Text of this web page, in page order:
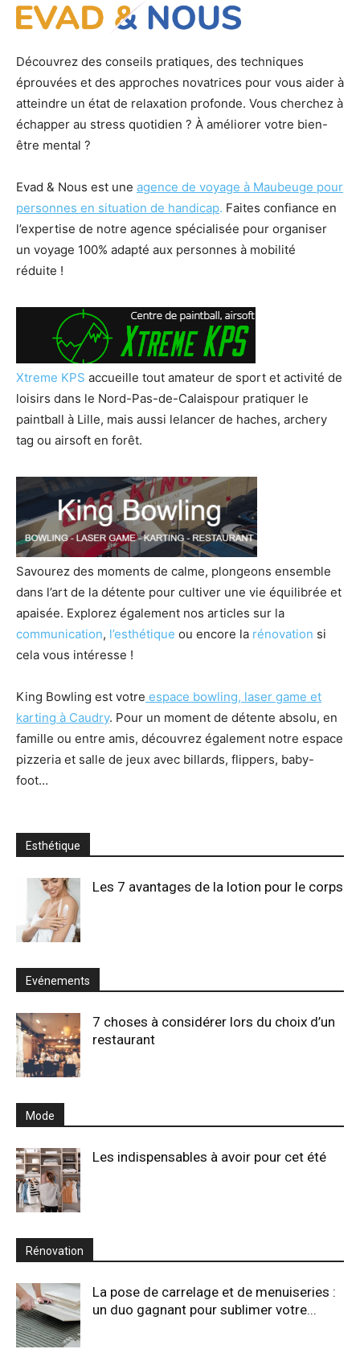
Découvrez des conseils pratiques, des techniques
éprouvées et des approches novatrices pour vous aider à
atteindre un état de relaxation profonde. Vous cherchez à
échapper au stress quotidien ? À améliorer votre bien-
être mental ?
Evad & Nous est une agence de voyage à Maubeuge pour
personnes en situation de handicap. Faites confiance en
l’expertise de notre agence spécialisée pour organiser
un voyage 100% adapté aux personnes à mobilité
réduite !
Xtreme KPS accueille tout amateur de sport et activité de
loisirs dans le Nord-Pas-de-Calaispour pratiquer le
paintball à Lille, mais aussi lelancer de haches, archery
tag ou airsoft en forêt.
Savourez des moments de calme, plongeons ensemble
dans l’art de la détente pour cultiver une vie équilibrée et
apaisée. Explorez également nos articles sur la
communication, l’esthétique ou encore la rénovation si
cela vous intéresse !
King Bowling est votre espace bowling, laser game et
karting à Caudry. Pour un moment de détente absolu, en
famille ou entre amis, découvrez également notre espace
pizzeria et salle de jeux avec billards, flippers, baby-
foot…
Esthétique
Les 7 avantages de la lotion pour le corps
Evénements
7 choses à considérer lors du choix d’un
restaurant
Mode
Les indispensables à avoir pour cet été
Rénovation
La pose de carrelage et de menuiseries :
un duo gagnant pour sublimer votre...